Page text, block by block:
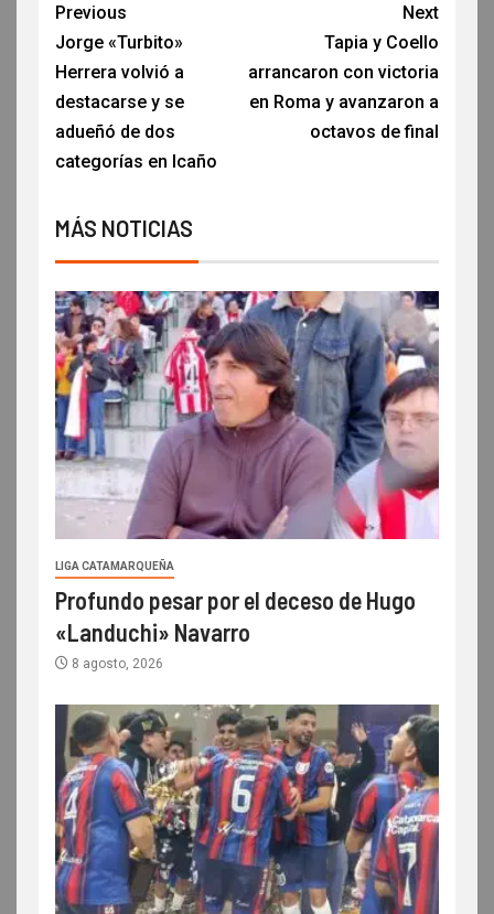
Previous
Jorge «Turbito»
Herrera volvió a
destacarse y se
adueñó de dos
categorías en Icaño
Next
Tapia y Coello
arrancaron con victoria
en Roma y avanzaron a
octavos de final
MÁS NOTICIAS
LIGA CATAMARQUEÑA
Profundo pesar por el deceso de Hugo
«Landuchi» Navarro
8 agosto, 2026